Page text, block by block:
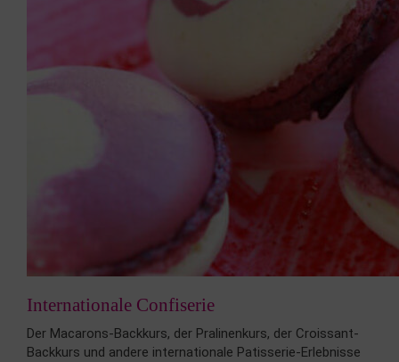
Internationale Confiserie
Der Macarons-Backkurs, der Pralinenkurs, der Croissant-
Backkurs und andere internationale Patisserie-Erlebnisse